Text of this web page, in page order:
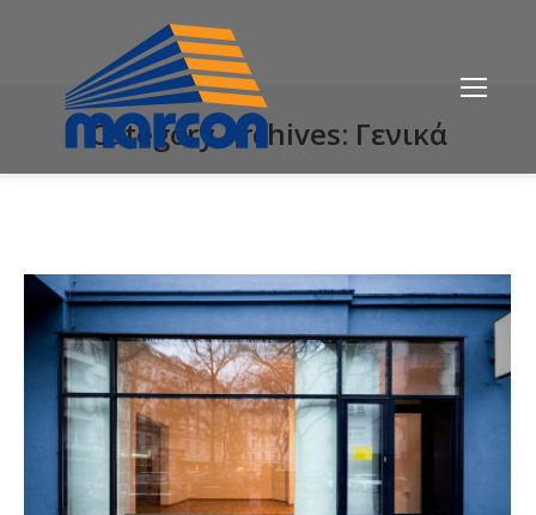
Category Archives: Γενικά
You are here: